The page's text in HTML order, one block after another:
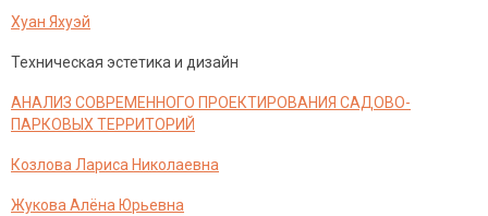
Хуан Яхуэй
Техническая эстетика и дизайн
АНАЛИЗ СОВРЕМЕННОГО ПРОЕКТИРОВАНИЯ САДОВО-
ПАРКОВЫХ ТЕРРИТОРИЙ
Козлова Лариса Николаевна
Жукова Алёна Юрьевна